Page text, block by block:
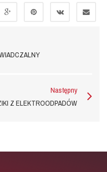
Następny
Z ELEKTROODPADÓW